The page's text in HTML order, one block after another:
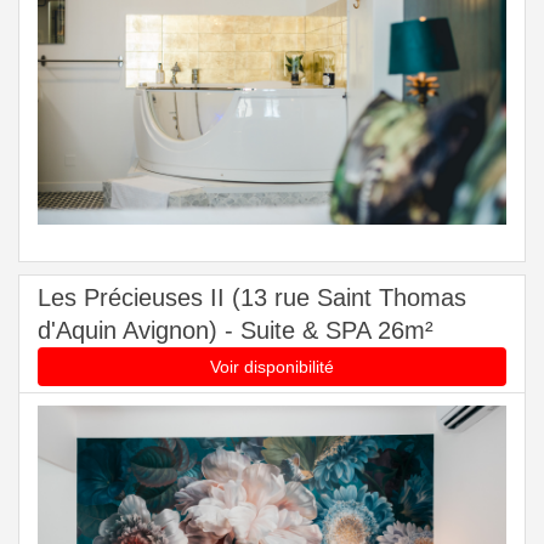
Les Précieuses II (13 rue Saint Thomas
d'Aquin Avignon) - Suite & SPA 26m²
Voir disponibilité